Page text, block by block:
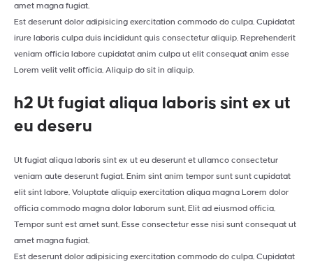
amet magna fugiat.
Est deserunt dolor adipisicing exercitation commodo do culpa. Cupidatat
irure laboris culpa duis incididunt quis consectetur aliquip. Reprehenderit
veniam officia labore cupidatat anim culpa ut elit consequat anim esse
Lorem velit velit officia. Aliquip do sit in aliquip.
h2 Ut fugiat aliqua laboris sint ex ut
eu deseru
Ut fugiat aliqua laboris sint ex ut eu deserunt et ullamco consectetur
veniam aute deserunt fugiat. Enim sint anim tempor sunt sunt cupidatat
elit sint labore. Voluptate aliquip exercitation aliqua magna Lorem dolor
officia commodo magna dolor laborum sunt. Elit ad eiusmod officia.
Tempor sunt est amet sunt. Esse consectetur esse nisi sunt consequat ut
amet magna fugiat.
Est deserunt dolor adipisicing exercitation commodo do culpa. Cupidatat